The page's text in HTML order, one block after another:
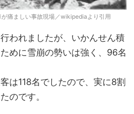
痛ましい事故現場／wikipediaより引用
われましたが、いかんせん積
めに雪崩の勢いは強く、96名
は118名でしたので、実に8割
のです。